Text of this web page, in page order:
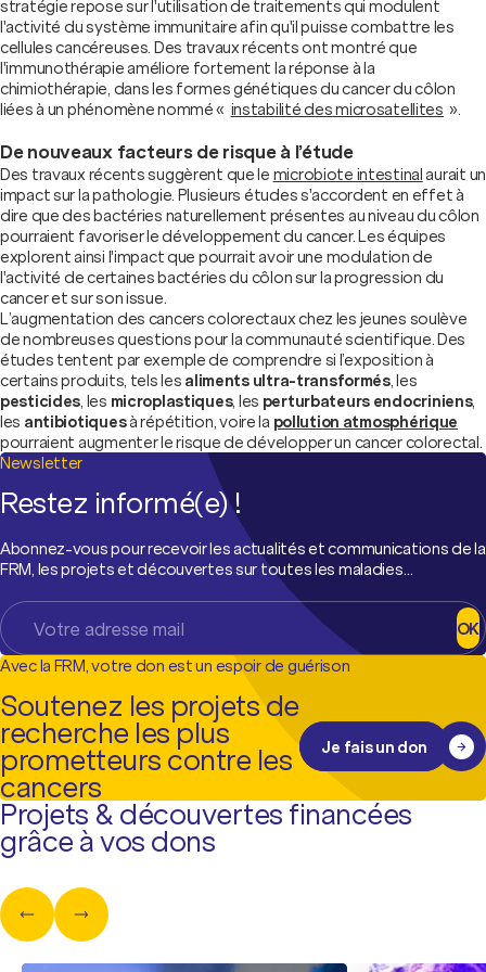
stratégie repose sur l'utilisation de traitements qui modulent
l'activité du système immunitaire afin qu'il puisse combattre les
cellules cancéreuses. Des travaux récents ont montré que
l'immunothérapie améliore fortement la réponse à la
chimiothérapie, dans les formes génétiques du cancer du côlon
liées à un phénomène nommé « instabilité des microsatellites ».
De nouveaux facteurs de risque à l’étude
Des travaux récents suggèrent que le microbiote intestinal aurait un
impact sur la pathologie. Plusieurs études s'accordent en effet à
dire que des bactéries naturellement présentes au niveau du côlon
pourraient favoriser le développement du cancer. Les équipes
explorent ainsi l'impact que pourrait avoir une modulation de
l'activité de certaines bactéries du côlon sur la progression du
cancer et sur son issue.
L’augmentation des cancers colorectaux chez les jeunes soulève
de nombreuses questions pour la communauté scientifique. Des
études tentent par exemple de comprendre si l’exposition à
certains produits, tels les aliments ultra-transformés, les
pesticides, les microplastiques, les perturbateurs endocriniens,
les antibiotiquesà répétition, voire la pollution atmosphérique
pourraient augmenter le risque de développer un cancer colorectal.
Newsletter
Restez informé(e) !
Abonnez-vous pour recevoir les actualités et communications de la
FRM, les projets et découvertes sur toutes les maladies…
OK
Avec la FRM, votre don est un espoir de guérison
Soutenez les projets de
recherche les plus
prometteurs contre les
cancers
Je fais un don
Projets & découvertes financées
grâce à vos dons